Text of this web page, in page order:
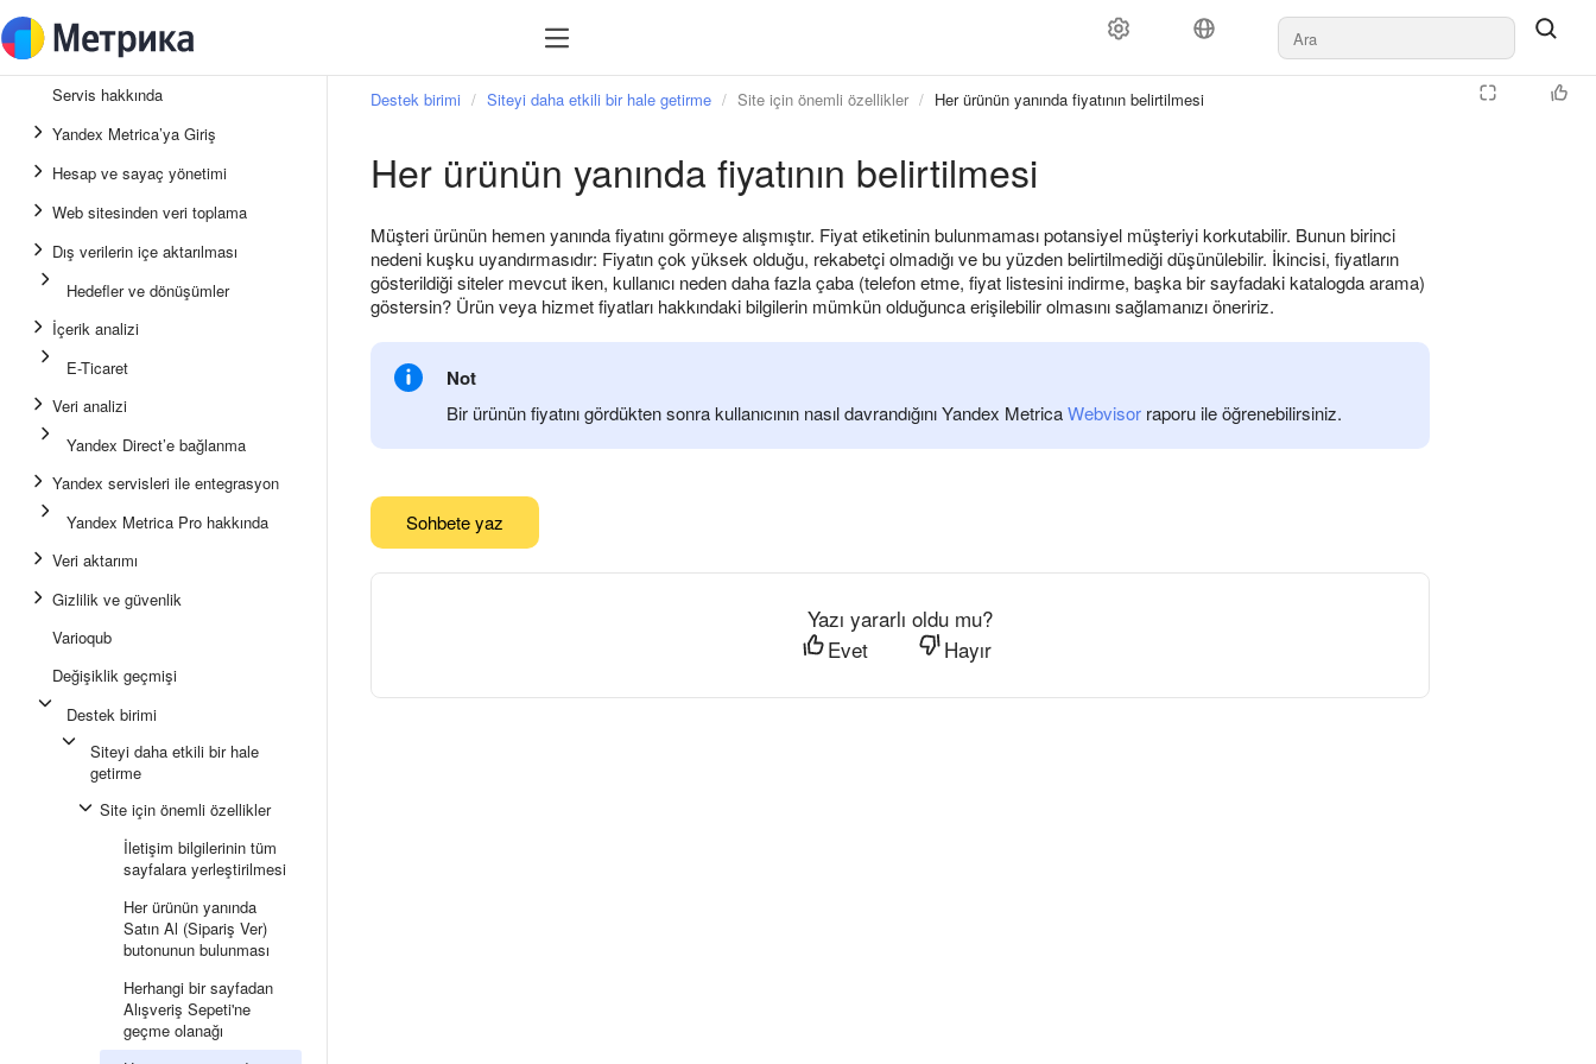
Servis hakkında
Yandex Metrica’ya Giriş
Hesap ve sayaç yönetimi
Web sitesinden veri toplama
Dış verilerin içe aktarılması
Hedefler ve dönüşümler
İçerik analizi
E-Ticaret
Veri analizi
Yandex Direct’e bağlanma
Yandex servisleri ile entegrasyon
Yandex Metrica Pro hakkında
Veri aktarımı
Gizlilik ve güvenlik
Varioqub
Değişiklik geçmişi
Destek birimi
Siteyi daha etkili bir hale
getirme
Site için önemli özellikler
İletişim bilgilerinin tüm
sayfalara yerleştirilmesi
Her ürünün yanında
Satın Al (Sipariş Ver)
butonunun bulunması
Herhangi bir sayfadan
Alışveriş Sepeti'ne
geçme olanağı
Destek birimi Siteyi daha etkili bir hale getirme Site için önemli özellikler Her ürünün yanında fiyatının belirtilmesi
Her ürünün yanında fiyatının belirtilmesi
Müşteri ürünün hemen yanında fiyatını görmeye alışmıştır. Fiyat etiketinin bulunmaması potansiyel müşteriyi korkutabilir. Bunun birinci
nedeni kuşku uyandırmasıdır: Fiyatın çok yüksek olduğu, rekabetçi olmadığı ve bu yüzden belirtilmediği düşünülebilir. İkincisi, fiyatların
gösterildiği siteler mevcut iken, kullanıcı neden daha fazla çaba (telefon etme, fiyat listesini indirme, başka bir sayfadaki katalogda arama)
göstersin? Ürün veya hizmet fiyatları hakkındaki bilgilerin mümkün olduğunca erişilebilir olmasını sağlamanızı öneririz.
Not
Bir ürünün fiyatını gördükten sonra kullanıcının nasıl davrandığını Yandex MetricaWebvisor raporu ile öğrenebilirsiniz.
Sohbete yaz
Yazı yararlı oldu mu?
Evet
Hayır